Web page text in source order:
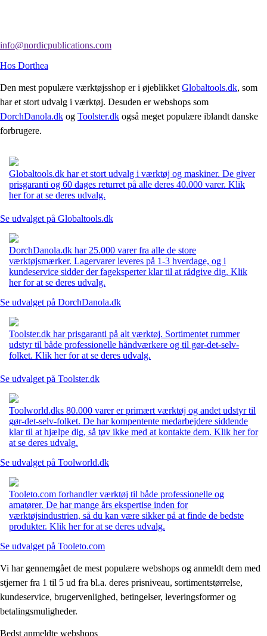
info@nordicpublications.com
Hos Dorthea
Den mest populære værktøjsshop er i øjeblikket Globaltools.dk, som
har et stort udvalg i værktøj. Desuden er webshops som
DorchDanola.dk og Toolster.dk også meget populære iblandt danske
forbrugere.
Globaltools.dk har et stort udvalg i værktøj og maskiner. De giver
prisgaranti og 60 dages returret på alle deres 40.000 varer. Klik
her for at se deres udvalg.
Se udvalget på Globaltools.dk
DorchDanola.dk har 25.000 varer fra alle de store
værktøjsmærker. Lagervarer leveres på 1-3 hverdage, og i
kundeservice sidder der fageksperter klar til at rådgive dig. Klik
her for at se deres udvalg.
Se udvalget på DorchDanola.dk
Toolster.dk har prisgaranti på alt værktøj. Sortimentet rummer
udstyr til både professionelle håndværkere og til gør-det-selv-
folket. Klik her for at se deres udvalg.
Se udvalget på Toolster.dk
Toolworld.dks 80.000 varer er primært værktøj og andet udstyr til
gør-det-selv-folket. De har kompentente medarbejdere siddende
klar til at hjælpe dig, så tøv ikke med at kontakte dem. Klik her for
at se deres udvalg.
Se udvalget på Toolworld.dk
Tooleto.com forhandler værktøj til både professionelle og
amatører. De har mange års ekspertise inden for
værktøjsindustrien, så du kan være sikker på at finde de bedste
produkter. Klik her for at se deres udvalg.
Se udvalget på Tooleto.com
Vi har gennemgået de mest populære webshops og anmeldt dem med
stjerner fra 1 til 5 ud fra bl.a. deres prisniveau, sortimentstørrelse,
kundeservice, brugervenlighed, betingelser, leveringsformer og
betalingsmuligheder.
Bedst anmeldte webshops